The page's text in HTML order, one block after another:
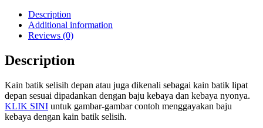
Description
Additional information
Reviews (0)
Description
Kain batik selisih depan atau juga dikenali sebagai kain batik lipat
depan sesuai dipadankan dengan baju kebaya dan kebaya nyonya.
KLIK SINI untuk gambar-gambar contoh menggayakan baju
kebaya dengan kain batik selisih.